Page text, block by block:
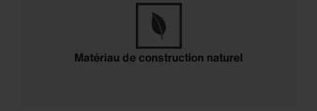
Matériau de construction naturel